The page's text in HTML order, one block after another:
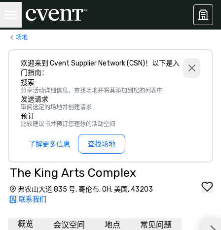
场地
欢迎来到 Cvent Supplier Network (CSN)！以下是入
门指南：
搜索
分享活动详细信息、查找场地并将其添加到您的列表中
发送请求
审阅选定的场地并创建请求
预订
比较建议书并预订您理想的活动空间
了解更多信息 查找场地
The King Arts Complex
弗农山大道 835 号, 哥伦布, OH, 美国, 43203
联系我们
概览 会议空间 地点 常见问题